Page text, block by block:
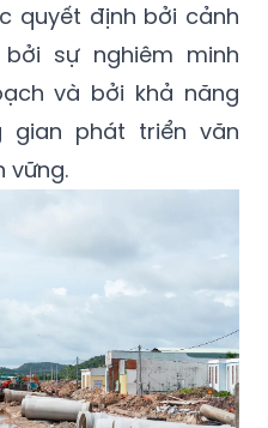
quyết định bởi cảnh
sự nghiêm minh
và bởi khả năng
gian phát triển văn
vững.